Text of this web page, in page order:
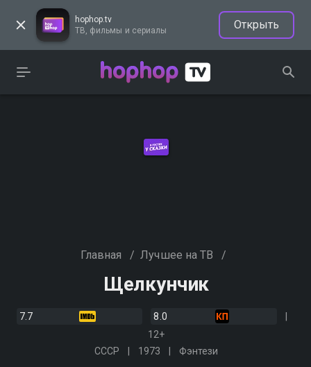
hophop.tv
ТВ, фильмы и сериалы
Открыть
Главная / Лучшее на ТВ /
Щелкунчик
7.7
8.0
12+
СССР
1973 Фэнтези